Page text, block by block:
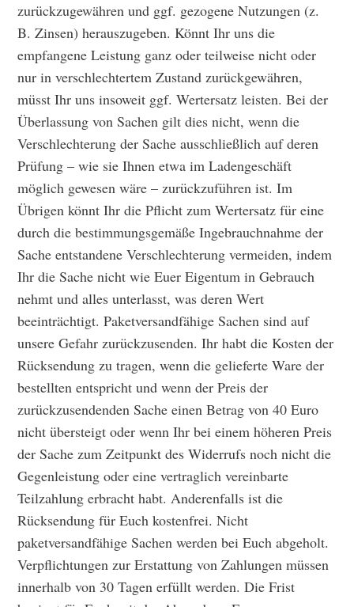
zurückzugewähren und ggf. gezogene Nutzungen (z.
B. Zinsen) herauszugeben. Könnt Ihr uns die
empfangene Leistung ganz oder teilweise nicht oder
nur in verschlechtertem Zustand zurückgewähren,
müsst Ihr uns insoweit ggf. Wertersatz leisten. Bei der
Überlassung von Sachen gilt dies nicht, wenn die
Verschlechterung der Sache ausschließlich auf deren
Prüfung ­– wie sie Ihnen etwa im Ladengeschäft
möglich gewesen wäre ­– zurückzuführen ist. Im
Übrigen könnt Ihr die Pflicht zum Wertersatz für eine
durch die bestimmungsgemäße Ingebrauchnahme der
Sache entstandene Verschlechterung vermeiden, indem
Ihr die Sache nicht wie Euer Eigentum in Gebrauch
nehmt und alles unterlasst, was deren Wert
beeinträchtigt. Paketversandfähige Sachen sind auf
unsere Gefahr zurückzusenden. Ihr habt die Kosten der
Rücksendung zu tragen, wenn die gelieferte Ware der
bestellten entspricht und wenn der Preis der
zurückzusendenden Sache einen Betrag von 40 Euro
nicht übersteigt oder wenn Ihr bei einem höheren Preis
der Sache zum Zeitpunkt des Widerrufs noch nicht die
Gegenleistung oder eine vertraglich vereinbarte
Teilzahlung erbracht habt. Anderenfalls ist die
Rücksendung für Euch kostenfrei. Nicht
paketversandfähige Sachen werden bei Euch abgeholt.
Verpflichtungen zur Erstattung von Zahlungen müssen
innerhalb von 30 Tagen erfüllt werden. Die Frist